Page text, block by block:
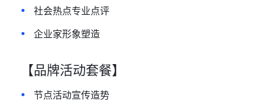
• 社会热点专业点评
• 企业家形象塑造
【品牌活动套餐】
•
节点活动宣传造势